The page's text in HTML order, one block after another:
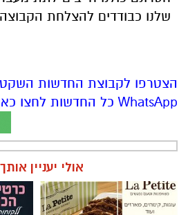
שלנו כבודדים להצלחת
הצטרפו לקבוצת החדשות
WhatsApp כל החדשות לחצו כאן
אולי יעניין